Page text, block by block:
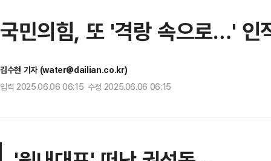
국민의힘, 또 '격랑 속으로…' 인
김수현 기자 (water@dailian.co.kr)
입력 2025.06.06 06:15 수정 2025.06.06 06:15